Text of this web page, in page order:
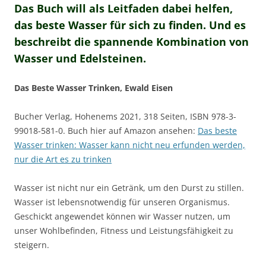
Das Buch will als Leitfaden dabei helfen,
das beste Wasser für sich zu finden. Und es
beschreibt die spannende Kombination von
Wasser und Edelsteinen.
Das Beste Wasser Trinken, Ewald Eisen
Bucher Verlag, Hohenems 2021, 318 Seiten, ISBN 978-3-
99018-581-0. Buch hier auf Amazon ansehen: Das beste
Wasser trinken: Wasser kann nicht neu erfunden werden,
nur die Art es zu trinken
Wasser ist nicht nur ein Getränk, um den Durst zu stillen.
Wasser ist lebensnotwendig für unseren Organismus.
Geschickt angewendet können wir Wasser nutzen, um
unser Wohlbefinden, Fitness und Leistungsfähigkeit zu
steigern.